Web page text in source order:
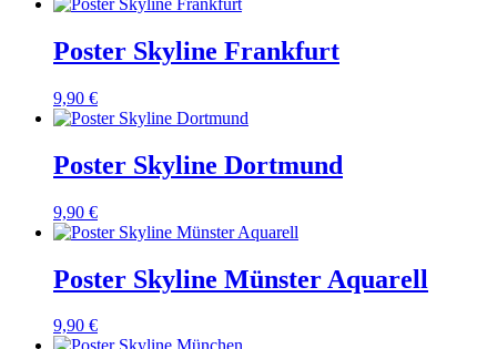
Poster Skyline Frankfurt
9,90 €
Poster Skyline Dortmund
9,90 €
Poster Skyline Münster Aquarell
9,90 €